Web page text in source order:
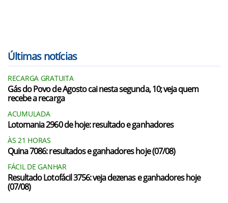
Últimas notícias
RECARGA GRATUITA
Gás do Povo de Agosto cai nesta segunda, 10; veja quem
recebe a recarga
ACUMULADA
Lotomania 2960 de hoje: resultado e ganhadores
ÀS 21 HORAS
Quina 7086: resultados e ganhadores hoje (07/08)
FÁCIL DE GANHAR
Resultado Lotofácil 3756: veja dezenas e ganhadores hoje
(07/08)